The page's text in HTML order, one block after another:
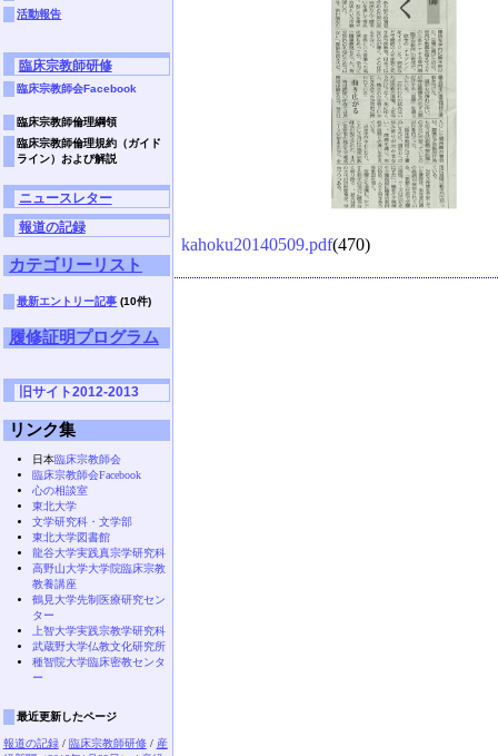
kahoku20140509.pdf(470)
活動報告
臨床宗教師研修
臨床宗教師会Facebook
臨床宗教師倫理綱領
臨床宗教師倫理規約（ガイド
ライン）および解説
ニュースレター
報道の記録
カテゴリーリスト
最新エントリー記事 (10件)
履修証明プログラム
旧サイト2012-2013
リンク集
日本臨床宗教師会
臨床宗教師会Facebook
心の相談室
東北大学
文学研究科・文学部
東北大学図書館
龍谷大学実践真宗学研究科
高野山大学大学院臨床宗教
教養講座
鶴見大学先制医療研究セン
ター
上智大学実践宗教学研究科
武蔵野大学仏教文化研究所
種智院大学臨床密教センタ
ー
最近更新したページ
報道の記録/ 臨床宗教師研修/ 産